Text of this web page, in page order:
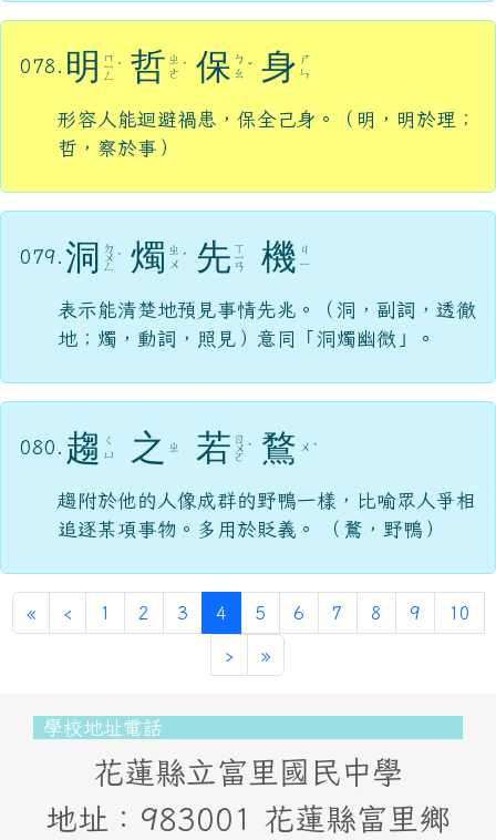
078. 明 ㄇ
ㄧ
ㄥ
ˊ 哲 ㄓ
ㄜ ˊ 保 ㄅ
ㄠ ˇ 身 ㄕ
ㄣ
形容人能迴避禍患，保全己身。（明，明於理；
哲，察於事）
079. 洞 ㄉ
ㄨ
ㄥ
ˋ 燭 ㄓ
ㄨ ˊ 先 ㄒ
ㄧ
ㄢ 機 ㄐ
ㄧ
表示能清楚地預見事情先兆。（洞，副詞，透徹
地；燭，動詞，照見）意同「洞燭幽微」。
080. 趨
ㄑ
ㄩ
之 ㄓ 若 ㄖ
ㄨ
ㄛ
ˋ 鶩 ㄨ ˋ
趨附於他的人像成群的野鴨一樣，比喻眾人爭相
追逐某項事物。多用於貶義。 （鶩，野鴨）
«第一頁
‹上一頁
1 2 3 4(目前頁次)
5 6 7 8 9 10
›下一頁
»最後頁
頁尾區域內容
學校地址電話
花蓮縣立富里國民中學
地址：983001 花蓮縣富里鄉